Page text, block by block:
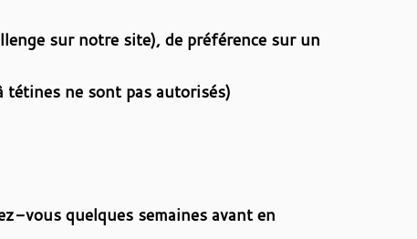
sur notre site), de préférence sur un
tétines ne sont pas autorisés)
vous quelques semaines avant en